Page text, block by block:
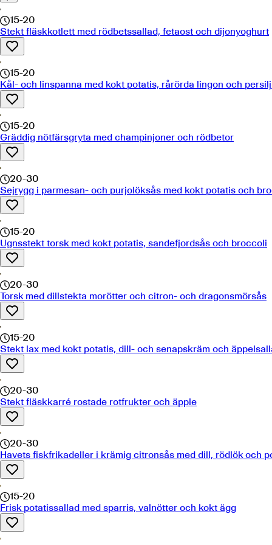
15-20
Stekt fläskkotlett med rödbetssallad, fetaost och dijonyoghurt
15-20
Kål- och linspanna med kokt potatis, rårörda lingon och
15-20
Gräddig nötfärsgryta med champinjoner och rödbetor
20-30
Sejrygg i parmesan- och purjolöksås med kokt potatis och
15-20
Ugnsstekt torsk med kokt potatis, sandefjordsås och broccoli
20-30
Torsk med dillstekta morötter och citron- och dragonsmörsås
15-20
Stekt lax med kokt potatis, dill- och senapskräm och
20-30
Stekt fläskkarré rostade rotfrukter och äpple
20-30
Havets fiskfrikadeller i krämig citronsås med dill, rödlök och
15-20
Frisk potatissallad med sparris, valnötter och kokt ägg